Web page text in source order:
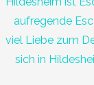
aufregende
viel Liebe zum
sich in